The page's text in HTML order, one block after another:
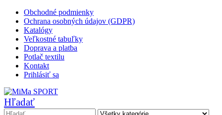
Obchodné podmienky
Ochrana osobných údajov (GDPR)
Katalógy
Veľkostné tabuľky
Doprava a platba
Potlač textilu
Kontakt
Prihlásiť sa
Hľadať